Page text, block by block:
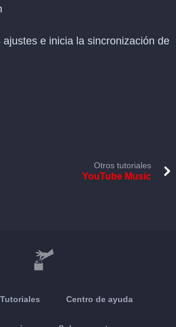
ajustes e inicia la sincronización de
Otros tutoriales
YouTube Music
Tutoriales Centro de ayuda